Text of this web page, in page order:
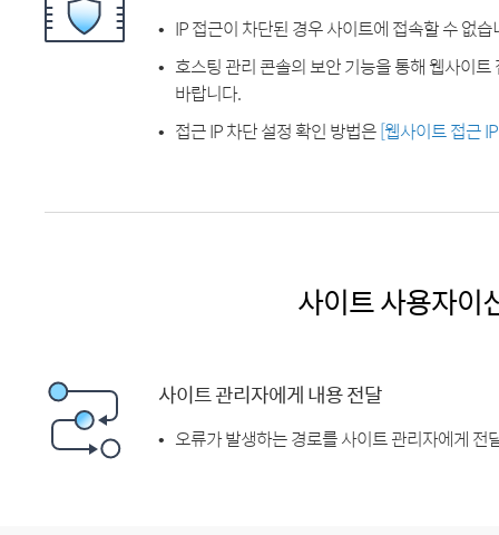
IP 접근이 차단된 경우 사이트에 접속할 수 없습
호스팅 관리 콘솔의 보안 기능을 통해 웹사이
바랍니다.
접근 IP 차단 설정 확인 방법은[웹사이트 접근
사이트 사용자이
사이트 관리자에게 내용 전달
오류가 발생하는 경로를 사이트 관리자에게 전